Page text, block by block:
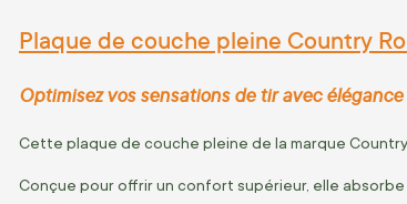
Plaque de couche pleine Country
Optimisez vos sensations de tir avec élégance
Cette plaque de couche pleine de la marque
Conçue pour offrir un confort supérieur, elle